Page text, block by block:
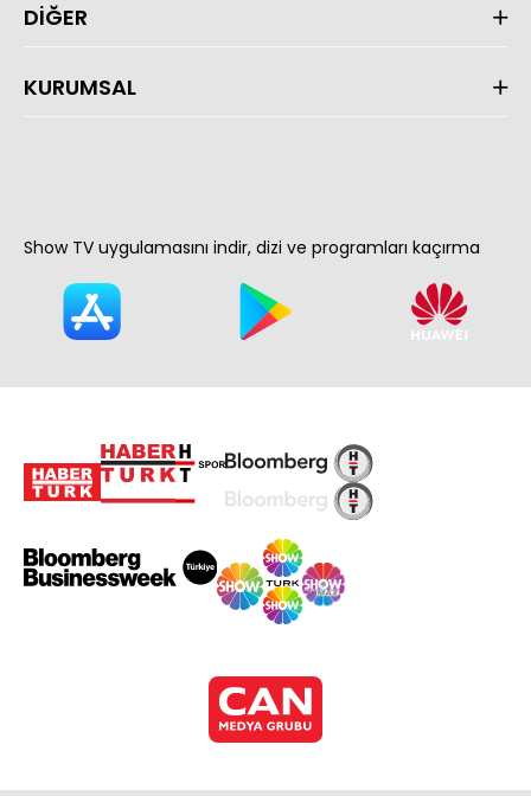
DİĞER
KURUMSAL
Show TV uygulamasını indir, dizi ve programları kaçırma